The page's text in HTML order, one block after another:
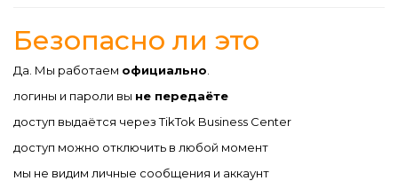
Безопасно ли это
Да. Мы работаем официально
логины и пароли вы не передаёте
доступ выдаётся через TikTok Business Center
доступ можно отключить в любой момент
мы не видим личные сообщения и аккаунт